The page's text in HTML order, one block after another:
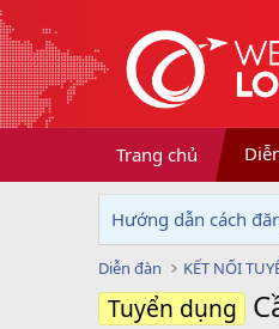
Trang chủ
Hướng dẫn cách
Diễn đàn KẾT NỐI
Tuyển dụng